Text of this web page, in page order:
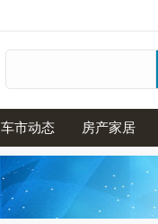
车市动态 房产家居